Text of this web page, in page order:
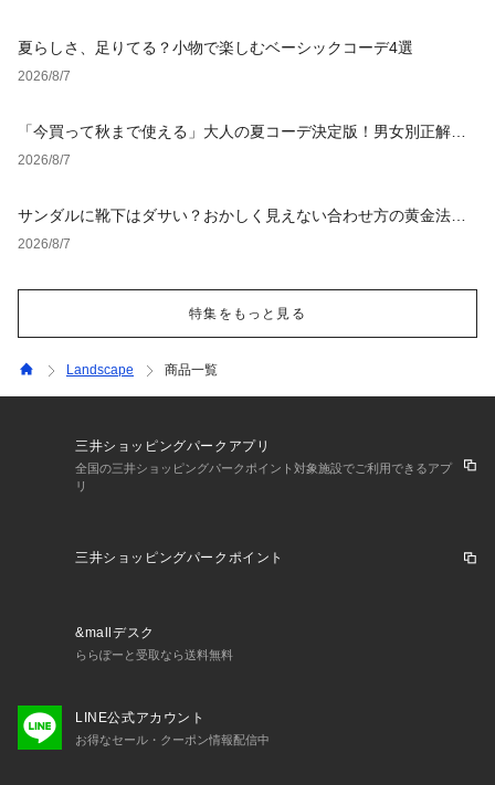
夏らしさ、足りてる？小物で楽しむベーシックコーデ4選
2026/8/7
「今買って秋まで使える」大人の夏コーデ決定版！男女別正解ス
タイルとNGな着こなし
2026/8/7
サンダルに靴下はダサい？おかしく見えない合わせ方の黄金法則
と男女別おすすめコーデ
2026/8/7
特集をもっと見る
Landscape 商品一覧
三井ショッピングパークアプリ
全国の三井ショッピングパークポイント対象施設でご利用できるアプ
リ
三井ショッピングパークポイント
&mallデスク
ららぽーと受取なら送料無料
LINE公式アカウント
お得なセール・クーポン情報配信中